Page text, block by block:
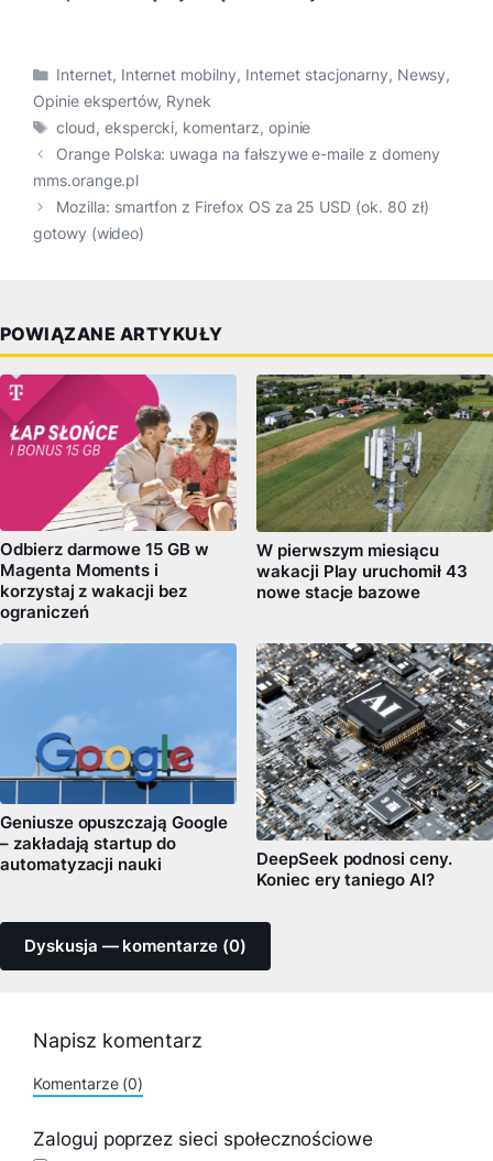
Kategorie
Internet, Internet mobilny, Internet stacjonarny, Newsy,
Opinie ekspertów, Rynek
Tagi
cloud, ekspercki, komentarz, opinie
Orange Polska: uwaga na fałszywe e-maile z domeny
mms.orange.pl
Mozilla: smartfon z Firefox OS za 25 USD (ok. 80 zł)
gotowy (wideo)
POWIĄZANE ARTYKUŁY
Odbierz darmowe 15 GB w
Magenta Moments i
korzystaj z wakacji bez
ograniczeń
W pierwszym miesiącu
wakacji Play uruchomił 43
nowe stacje bazowe
Geniusze opuszczają Google
– zakładają startup do
automatyzacji nauki
DeepSeek podnosi ceny.
Koniec ery taniego AI?
Dyskusja — komentarze (0)
Napisz komentarz
Komentarze (0)
Zaloguj poprzez sieci społecznościowe